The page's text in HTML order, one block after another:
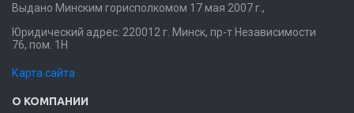
Выдано Минским горисполкомом 17 мая 2007 г.,
Юридический адрес: 220012 г. Минск, пр-т Независимости
76, пом. 1Н
Карта сайта
О КОМПАНИИ